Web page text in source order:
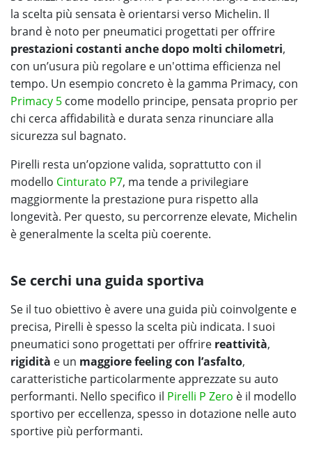
la scelta più sensata è orientarsi verso Michelin. Il
brand è noto per pneumatici progettati per offrire
prestazioni costanti anche dopo molti chilometri,
con un’usura più regolare e un'ottima efficienza nel
tempo. Un esempio concreto è la gamma Primacy, con
Primacy 5 come modello principe, pensata proprio per
chi cerca affidabilità e durata senza rinunciare alla
sicurezza sul bagnato.
Pirelli resta un’opzione valida, soprattutto con il
modello Cinturato P7, ma tende a privilegiare
maggiormente la prestazione pura rispetto alla
longevità. Per questo, su percorrenze elevate, Michelin
è generalmente la scelta più coerente.
Se cerchi una guida sportiva
Se il tuo obiettivo è avere una guida più coinvolgente e
precisa, Pirelli è spesso la scelta più indicata. I suoi
pneumatici sono progettati per offrire reattività,
rigidità e un maggiore feeling con l’asfalto,
caratteristiche particolarmente apprezzate su auto
performanti. Nello specifico il Pirelli P Zero è il modello
sportivo per eccellenza, spesso in dotazione nelle auto
sportive più performanti.